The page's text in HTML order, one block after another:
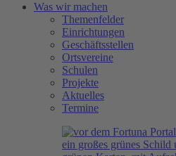
Was wir machen
Themenfelder
Einrichtungen
Geschäftsstellen
Ortsvereine
Schulen
Projekte
Aktuelles
Termine